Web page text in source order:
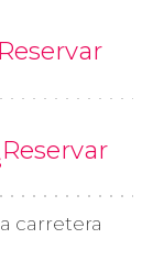
Reservar
Reservar
carretera